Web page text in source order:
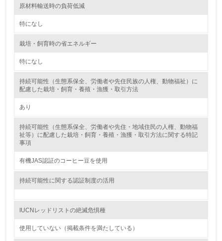
2.環境への取り組み
9.
<L1> 資源（投入原料、水等）とエネルギー（電力、重
10.
減目標や計画を立てている
環境配慮型製品・サービスの製造・販売
<L1> 環境配慮型製品・サービスの製造・販売を積極的に
原材料輸送時の負荷低減
特になし
栽培・飼育時の省エネルギー
特になし
持続可能性（生態系保全、労働者や先住民族の人権、動物福祉）に
配慮した栽培・飼育・養殖・漁獲・取引方法
あり
持続可能性（生態系保全、労働者や先住・地域住民の人権、動物福
祉等）に配慮した栽培・飼育・養殖・漁獲・取引方法に関する特記
事項
有機JAS認証のコーヒー豆を使用
持続可能性に関する認証制度の活用
IUCNレッドリストの絶滅危惧種
使用していない（掲載条件を満たしている）